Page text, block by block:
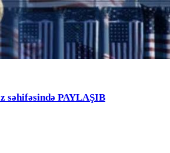
səhifəsində PAYLAŞIB